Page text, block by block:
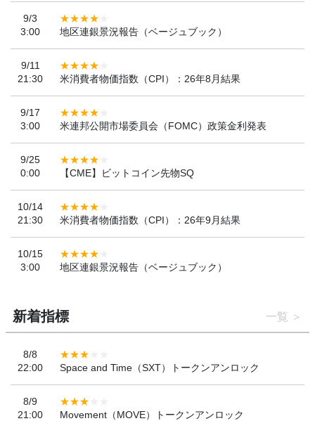
9/3
3:00
地区連銀景況報告（ベージュブック）
9/11
21:30
米消費者物価指数（CPI）：26年8月結果
9/17
3:00
米連邦公開市場委員会（FOMC）政策金利発表
9/25
0:00
【CME】ビットコイン先物SQ
10/14
21:30
米消費者物価指数（CPI）：26年9月結果
10/15
3:00
地区連銀景況報告（ベージュブック）
新着指標 一覧
8/8
22:00
Space and Time（SXT）トークンアンロック
8/9
21:00
Movement（MOVE）トークンアンロック